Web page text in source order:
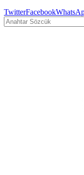
TwitterFacebook